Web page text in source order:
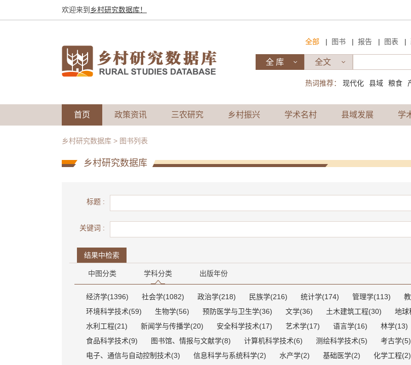
欢迎来到 乡村研究数据库！
全部 | 图书 | 报告 | 图表 |
热词推荐： 现代化 县域 粮食
首页 政策资讯 三农研究 乡村振兴 学术名村 县域发展 学
乡村研究数据库 > 图书列表
乡村研究数据库
标题 :
关键词 :
结果中检索
中图分类 学科分类 出版年份
经济学(1396) 社会学(1082) 政治学(218) 民族学(216) 统计学(174) 管理学(113)
环境科学技术(59)
生物学(56) 预防医学与卫生学(36) 文学(36) 土木建筑工程(30) 地球
水利工程(21)
新闻学与传播学(20) 安全科学技术(17) 艺术学(17) 语言学(16) 林学(13)
食品科学技术(9)
图书馆、情报与文献学(8) 计算机科学技术(6) 测绘科学技术(5) 考古学(5)
电子、通信与自动控制技术(3)
信息科学与系统科学(2) 水产学(2) 基础医学(2) 化学工程(2)